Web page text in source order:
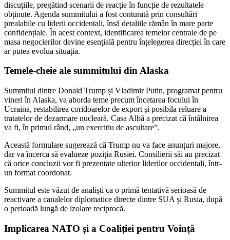
discuțiile, pregătind scenarii de reacție în funcție de rezultatele
obținute. Agenda summitului a fost conturată prin consultări
prealabile cu liderii occidentali, însă detaliile rămân în mare parte
confidențiale. În acest context, identificarea temelor centrale de pe
masa negocierilor devine esențială pentru înțelegerea direcției în care
ar putea evolua situația.
Temele-cheie ale summitului din Alaska
Summitul dintre Donald Trump și Vladimir Putin, programat pentru
vineri în Alaska, va aborda teme precum încetarea focului în
Ucraina, restabilirea coridoarelor de export și posibila reluare a
tratatelor de dezarmare nucleară. Casa Albă a precizat că întâlnirea
va fi, în primul rând, „un exercițiu de ascultare”.
Această formulare sugerează că Trump nu va face anunțuri majore,
dar va încerca să evalueze poziția Rusiei. Consilierii săi au precizat
că orice concluzii vor fi prezentate ulterior liderilor occidentali, într-
un format coordonat.
Summitul este văzut de analiști ca o primă tentativă serioasă de
reactivare a canalelor diplomatice directe dintre SUA și Rusia, după
o perioadă lungă de izolare reciprocă.
Implicarea NATO și a Coaliției pentru Voință